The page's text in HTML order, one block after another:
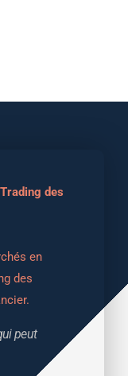
des
en
des
peut